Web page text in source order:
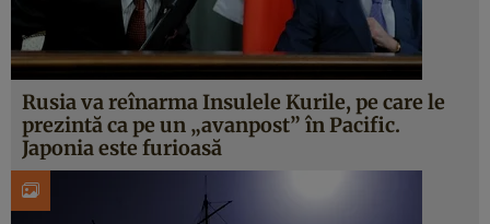
Rusia va reînarma Insulele Kurile, pe care le
prezintă ca pe un „avanpost” în Pacific.
Japonia este furioasă